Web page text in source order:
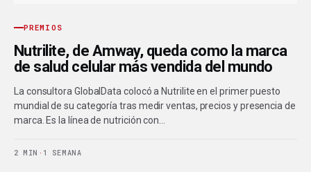
PREMIOS
Nutrilite, de Amway, queda como la marca
de salud celular más vendida del mundo
La consultora GlobalData colocó a Nutrilite en el primer puesto
mundial de su categoría tras medir ventas, precios y presencia de
marca. Es la línea de nutrición con…
2 MIN · 1 SEMANA